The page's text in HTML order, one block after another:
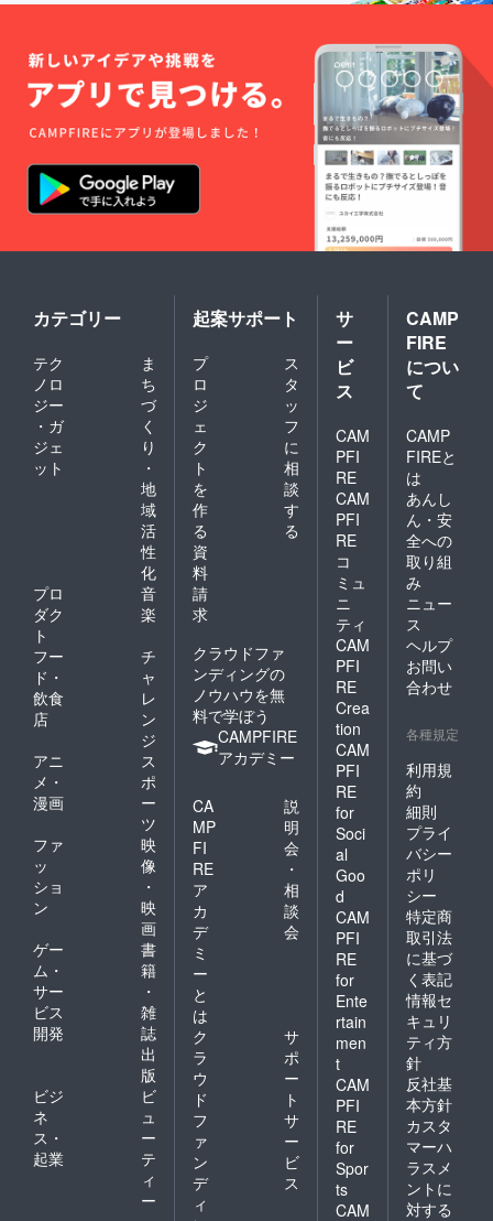
カテゴリー
テク
ノロ
ジー
・ガ
ジェ
ット
ま
ち
づ
く
り
・
地
域
活
性
化
プロ
ダク
ト
音
楽
フー
ド・
飲食
店
チ
ャ
レ
ン
ジ
アニ
メ・
漫画
ス
ポ
ー
ツ
ファ
ッ
ショ
ン
映
像
・
映
画
ゲー
ム・
サー
ビス
開発
書
籍
・
雑
誌
出
版
ビジ
ネ
ス・
起業
ビ
ュ
ー
テ
ィ
ー
起案サポート
プ
ロ
ジ
ェ
ク
ト
を
作
る
ス
タ
ッ
フ
に
相
談
す
る
資
料
請
求
クラウドファ
ンディングの
ノウハウを無
料で学ぼう
CAMPFIRE
アカデミー
CA
MP
FI
RE
ア
カ
デ
ミ
ー
と
は
説
明
会
・
相
談
会
ク
ラ
ウ
ド
フ
ァ
ン
デ
ィ
サ
ポ
ー
ト
サ
ー
ビ
ス
サ
ー
ビ
ス
CAM
PFI
RE
CAM
PFI
RE
コ
ミュ
ニ
ティ
CAM
PFI
RE
Crea
tion
CAM
PFI
RE
for
Soci
al
Goo
d
CAM
PFI
RE
for
Ente
rtain
men
t
CAM
PFI
RE
for
Spor
ts
CAM
CAMP
FIRE
につい
て
CAMP
FIREと
は
あんし
ん・安
全への
取り組
み
ニュー
ス
ヘルプ
お問い
合わせ
各種規定
利用規
約
細則
プライ
バシー
ポリ
シー
特定商
取引法
に基づ
く表記
情報セ
キュリ
ティ方
針
反社基
本方針
カスタ
マーハ
ラスメ
ントに
対する